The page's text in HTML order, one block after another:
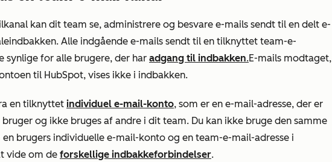
kan dit team se, administrere og besvare e-mails sendt til en delt e-
Alle indgående e-mails sendt til en tilknyttet team-e-
synlige for alle brugere, der har adgang til indbakken.E-mails modtaget,
til HubSpot, vises ikke i indbakken.
en tilknyttet individuel e-mail-konto, som er en e-mail-adresse, der er
og ikke bruges af andre i dit team. Du kan ikke bruge den samme
en brugers individuelle e-mail-konto og en team-e-mail-adresse i
vide om de forskellige indbakkeforbindelser.